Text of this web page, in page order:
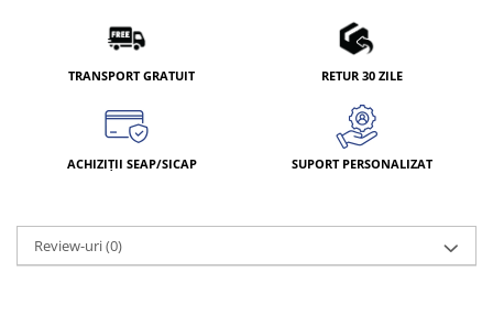
TRANSPORT GRATUIT RETUR 30 ZILE
ACHIZIȚII SEAP/SICAP SUPORT PERSONALIZAT
Review-uri(0)